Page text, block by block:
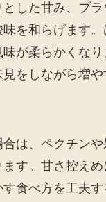
した甘み、ブ
を和らげます
が柔らかくな
をしながら増
は、ペクチン
す。甘さ控えめ
す食べ方を工夫